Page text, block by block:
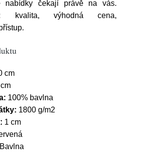
nabídky čekají právě na vás.
kvalita, výhodná cena,
cm
100% bavlna
1800 g/m2
1 cm
Bavlna